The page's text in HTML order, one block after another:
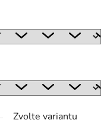
Zvolte variantu